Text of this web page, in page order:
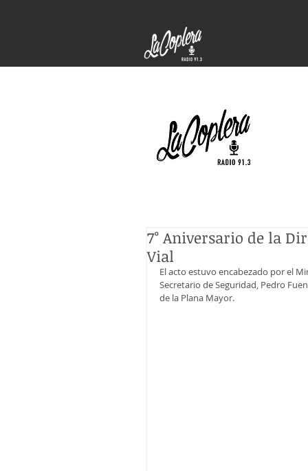
7° Aniversario de la
Vial
El acto estuvo encabezado por el
Secretario de Seguridad, Pedro
de la Plana Mayor.